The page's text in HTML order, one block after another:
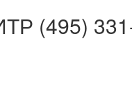
(495)